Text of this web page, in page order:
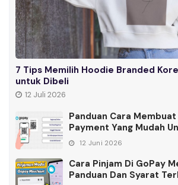
7 Tips Memilih Hoodie Branded
untuk Dibeli
12 Juli 2026
Panduan Cara Membuat
Payment Yang Mudah
12 Juni 2026
Cara Pinjam Di GoPay
Panduan Dan Syarat